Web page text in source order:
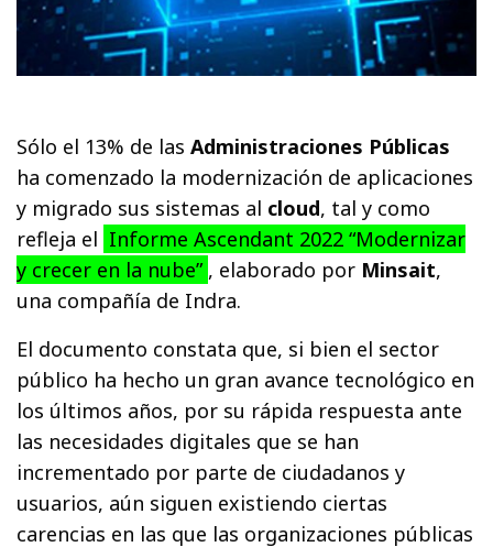
Sólo el 13% de lasAdministraciones Públicas
ha comenzado la modernización de aplicaciones
y migrado sus sistemas al cloud, tal y como
refleja el Informe Ascendant 2022 “Modernizar
y crecer en la nube” , elaborado por Minsait,
una compañía de Indra.
El documento constata que, si bien el sector
público ha hecho un gran avance tecnológico en
los últimos años, por su rápida respuesta ante
las necesidades digitales que se han
incrementado por parte de ciudadanos y
usuarios, aún siguen existiendo ciertas
carencias en las que las organizaciones públicas